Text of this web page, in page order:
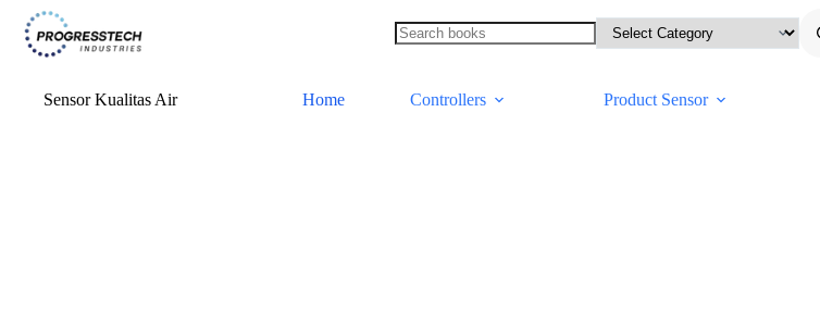
Sensor Kualitas Air Home Controllers Product Sensor